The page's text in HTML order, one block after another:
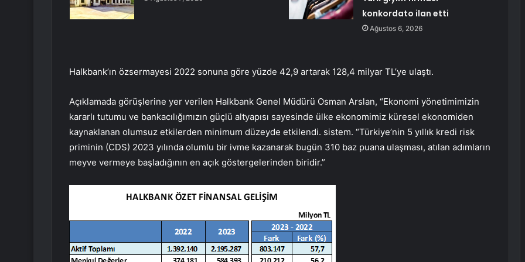
konkordato ilan etti
Ağustos 6, 2026
Halkbank’ın özsermayesi 2022 sonuna göre yüzde 42,9 artarak 128,4 milyar TL’ye ulaştı.
Açıklamada görüşlerine yer verilen Halkbank Genel Müdürü Osman Arslan, “Ekonomi yönetimimizin
kararlı tutumu ve bankacılığımızın güçlü altyapısı sayesinde ülke ekonomimiz küresel ekonomiden
kaynaklanan olumsuz etkilerden minimum düzeyde etkilendi. sistem. “Türkiye’nin 5 yıllık kredi risk
priminin (CDS) 2023 yılında olumlu bir ivme kazanarak bugün 310 baz puana ulaşması, atılan adımların
meyve vermeye başladığının en açık göstergelerinden biridir.”